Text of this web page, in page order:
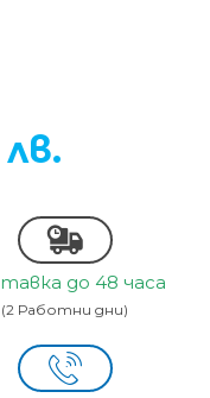
до 48 часа
(2 Работни дни)